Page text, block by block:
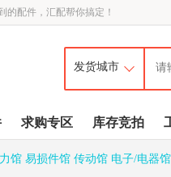
的配件，汇配帮你搞定！
求购专区 库存竞拍
馆 易损件馆 传动馆 电子/电器馆